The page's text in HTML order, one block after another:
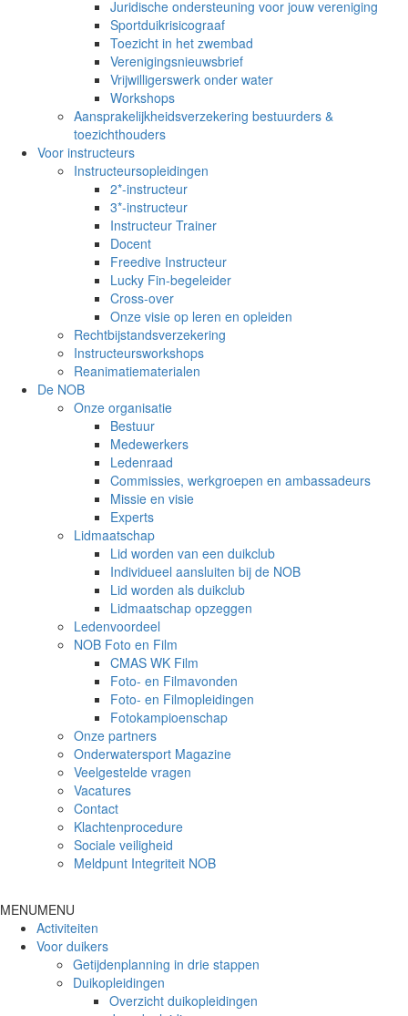
Juridische ondersteuning voor jouw vereniging
Sportduikrisicograaf
Toezicht in het zwembad
Verenigingsnieuwsbrief
Vrijwilligerswerk onder water
Workshops
Aansprakelijkheidsverzekering bestuurders &
toezichthouders
Voor instructeurs
Instructeursopleidingen
2*-instructeur
3*-instructeur
Instructeur Trainer
Docent
Freedive Instructeur
Lucky Fin-begeleider
Cross-over
Onze visie op leren en opleiden
Rechtbijstandsverzekering
Instructeursworkshops
Reanimatiematerialen
De NOB
Onze organisatie
Bestuur
Medewerkers
Ledenraad
Commissies, werkgroepen en ambassadeurs
Missie en visie
Experts
Lidmaatschap
Lid worden van een duikclub
Individueel aansluiten bij de NOB
Lid worden als duikclub
Lidmaatschap opzeggen
Ledenvoordeel
NOB Foto en Film
CMAS WK Film
Foto- en Filmavonden
Foto- en Filmopleidingen
Fotokampioenschap
Onze partners
Onderwatersport Magazine
Veelgestelde vragen
Vacatures
Contact
Klachtenprocedure
Sociale veiligheid
Meldpunt Integriteit NOB
MENUMENU
Activiteiten
Voor duikers
Getijdenplanning in drie stappen
Duikopleidingen
Overzicht duikopleidingen